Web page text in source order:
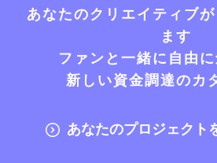
あなたのクリエイティブ
ます
ファンと一緒に自由
新しい資金調達のカ
あなたのプロジェクト